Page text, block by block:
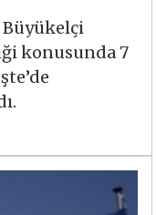
Büyükelçi
konusunda 7